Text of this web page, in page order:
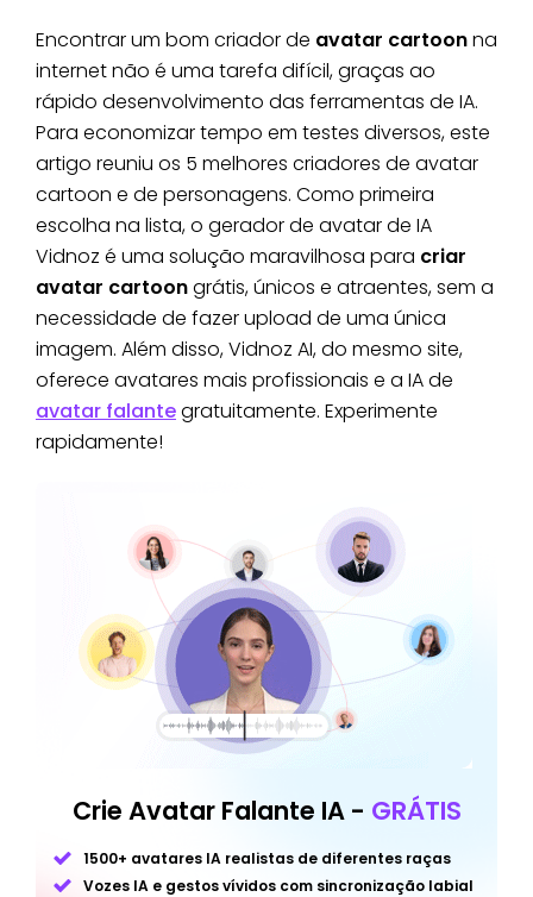
Encontrar um bom criador de avatar cartoonna
internet não é uma tarefa difícil, graças ao
rápido desenvolvimento das ferramentas de IA.
Para economizar tempo em testes diversos, este
artigo reuniu os 5 melhores criadores de avatar
cartoon e de personagens. Como primeira
escolha na lista, o gerador de avatar de IA
Vidnoz é uma solução maravilhosa para criar
avatar cartoongrátis, únicos e atraentes, sem a
necessidade de fazer upload de uma única
imagem. Além disso, Vidnoz AI, do mesmo site,
oferece avatares mais profissionais e a IA de
avatar falantegratuitamente. Experimente
rapidamente!
Crie Avatar Falante IA - GRÁTIS
1500+ avatares IA realistas de diferentes raças
Vozes IA e gestos vívidos com sincronização labial